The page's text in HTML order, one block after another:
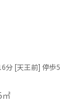
分 [天王前] 停歩5
㎡